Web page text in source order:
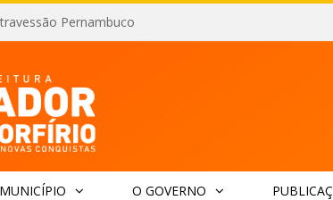
Pernambuco
O GOVERNO